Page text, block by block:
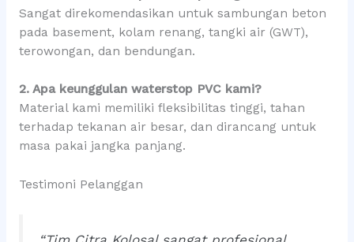
Sangat direkomendasikan untuk sambungan beton
pada basement, kolam renang, tangki air (GWT),
terowongan, dan bendungan.
2. Apa keunggulan waterstop PVC kami?
Material kami memiliki fleksibilitas tinggi, tahan
terhadap tekanan air besar, dan dirancang untuk
masa pakai jangka panjang.
Testimoni Pelanggan